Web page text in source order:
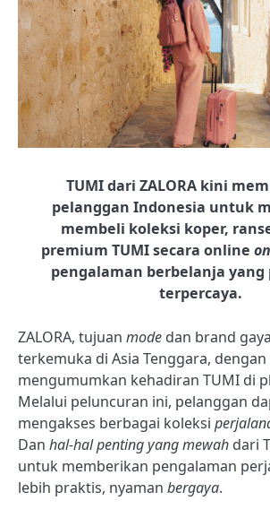
TUMI dari ZALORA kini
pelanggan Indonesia untuk
membeli koleksi koper,
premium TUMI secara online
pengalaman berbelanja yang
terpercaya.
ZALORA, tujuan mode dan brand
terkemuka di Asia Tenggara,
mengumumkan kehadiran TUMI di
Melalui peluncuran ini, pelanggan
mengakses berbagai koleksi
Dan hal-hal penting yang mewah dari
untuk memberikan pengalaman
lebih praktis, nyaman bergaya.